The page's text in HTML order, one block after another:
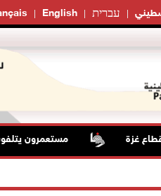
English עברית
مستعمرون يتلفون